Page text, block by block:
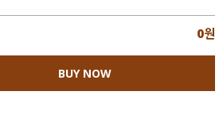
0원
BUY NOW